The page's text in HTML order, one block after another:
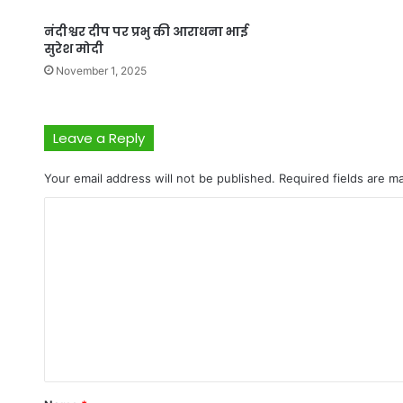
नंदीश्वर दीप पर प्रभु की आराधना भाई
सुरेश मोदी
November 1, 2025
Leave a Reply
Your email address will not be published. Required fields are
*